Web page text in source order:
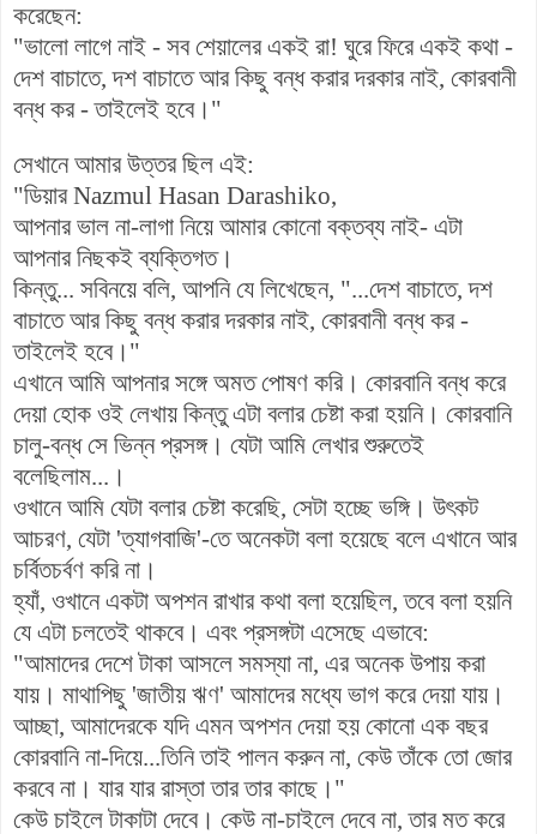
করেছেন:
"ভালো লাগে নাই - সব শেয়ালের একই রা! ঘুরে ফিরে একই কথা -
দেশ বাচাতে, দশ বাচাতে আর কিছু বন্ধ করার দরকার নাই, কোরবানী
বন্ধ কর - তাইলেই হবে।"
সেখানে আমার উত্তর ছিল এই:
"ডিয়ার Nazmul Hasan Darashiko,
আপনার ভাল না-লাগা নিয়ে আমার কোনো বক্তব্য নাই- এটা
আপনার নিছকই ব্যক্তিগত।
কিন্তু... সবিনয়ে বলি, আপনি যে লিখেছেন, "...দেশ বাচাতে, দশ
বাচাতে আর কিছু বন্ধ করার দরকার নাই, কোরবানী বন্ধ কর -
তাইলেই হবে।"
এখানে আমি আপনার সঙ্গে অমত পোষণ করি। কোরবানি বন্ধ করে
দেয়া হোক ওই লেখায় কিন্তু এটা বলার চেষ্টা করা হয়নি। কোরবানি
চালু-বন্ধ সে ভিন্ন প্রসঙ্গ। যেটা আমি লেখার শুরুতেই
বলেছিলাম...।
ওখানে আমি যেটা বলার চেষ্টা করেছি, সেটা হচ্ছে ভঙ্গি। উৎকট
আচরণ, যেটা 'ত্যাগবাজি'-তে অনেকটা বলা হয়েছে বলে এখানে আর
চর্বিতচর্বণ করি না।
হ্যাঁ, ওখানে একটা অপশন রাখার কথা বলা হয়েছিল, তবে বলা হয়নি
যে এটা চলতেই থাকবে। এবং প্রসঙ্গটা এসেছে এভাবে:
"আমাদের দেশে টাকা আসলে সমস্যা না, এর অনেক উপায় করা
যায়। মাথাপিছু 'জাতীয় ঋণ' আমাদের মধ্যে ভাগ করে দেয়া যায়।
আচ্ছা, আমাদেরকে যদি এমন অপশন দেয়া হয় কোনো এক বছর
কোরবানি না-দিয়ে...তিনি তাই পালন করুন না, কেউ তাঁকে তো জোর
করবে না। যার যার রাস্তা তার তার কাছে।"
কেউ চাইলে টাকাটা দেবে। কেউ না-চাইলে দেবে না, তার মত করে